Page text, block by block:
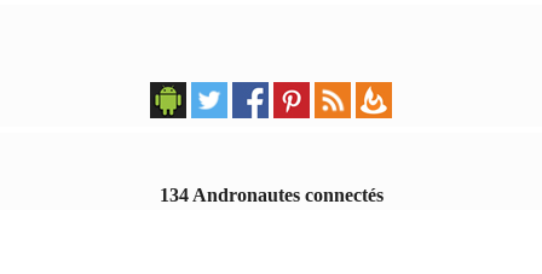
134 Andronautes connectés